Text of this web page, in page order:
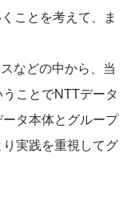
ことを考えて、ま
などの中から、当
ことでNTTデータ
タ本体とグループ
実践を重視してグ